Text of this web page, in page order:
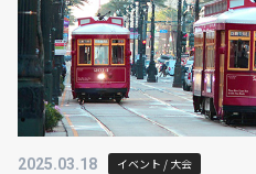
2025.03.18 イベント / 大会